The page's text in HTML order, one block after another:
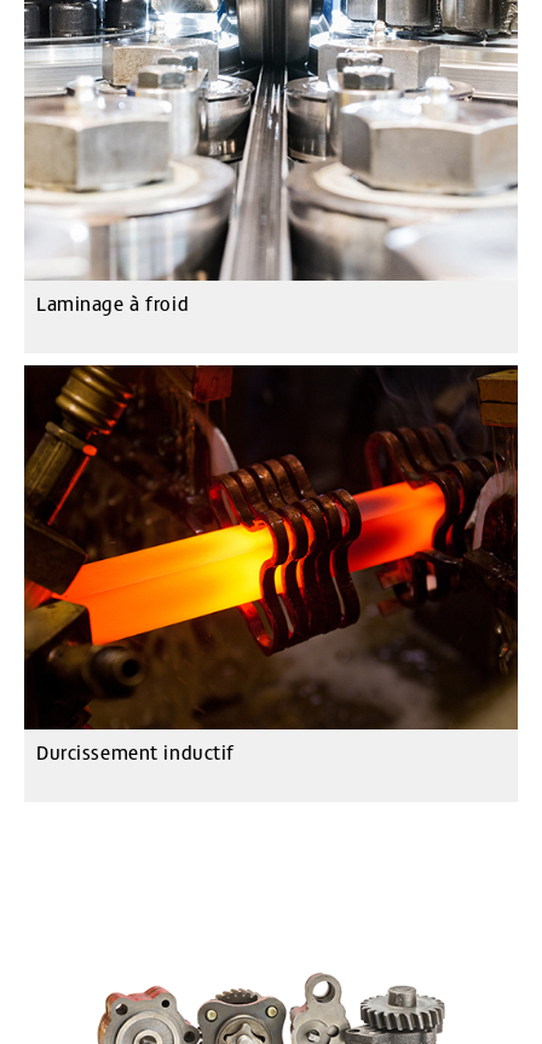
Laminage à froid
Durcissement inductif